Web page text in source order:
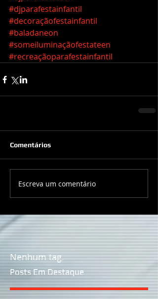
#djparafestainfantil
#decoraçãofestainfantil
#baladaneon
#someiluminaçãofestateen
#recreaçãoparafestainfantil
Comentários
Escreva um comentário
Nenhum tag.
Posts Em Destaque